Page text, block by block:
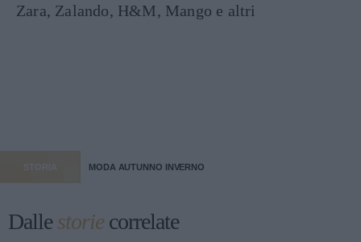
Zara, Zalando, H&M, Mango e altri
STORIA MODA AUTUNNO INVERNO
Dallestoriecorrelate